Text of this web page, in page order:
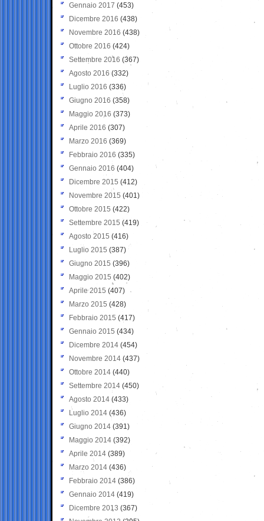
Gennaio 2017 (453)
Dicembre 2016 (438)
Novembre 2016 (438)
Ottobre 2016 (424)
Settembre 2016 (367)
Agosto 2016 (332)
Luglio 2016 (336)
Giugno 2016 (358)
Maggio 2016 (373)
Aprile 2016 (307)
Marzo 2016 (369)
Febbraio 2016 (335)
Gennaio 2016 (404)
Dicembre 2015 (412)
Novembre 2015 (401)
Ottobre 2015 (422)
Settembre 2015 (419)
Agosto 2015 (416)
Luglio 2015 (387)
Giugno 2015 (396)
Maggio 2015 (402)
Aprile 2015 (407)
Marzo 2015 (428)
Febbraio 2015 (417)
Gennaio 2015 (434)
Dicembre 2014 (454)
Novembre 2014 (437)
Ottobre 2014 (440)
Settembre 2014 (450)
Agosto 2014 (433)
Luglio 2014 (436)
Giugno 2014 (391)
Maggio 2014 (392)
Aprile 2014 (389)
Marzo 2014 (436)
Febbraio 2014 (386)
Gennaio 2014 (419)
Dicembre 2013 (367)